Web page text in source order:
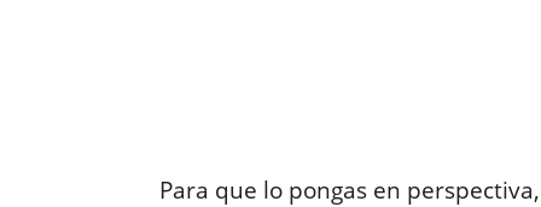
Para que lo pongas en